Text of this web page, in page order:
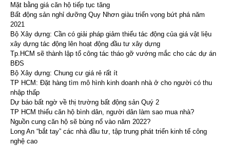
Mặt bằng giá căn hộ tiếp tục tăng
Bất động sản nghỉ dưỡng Quy Nhơn giàu triển vọng bứt phá năm
2021
Bộ Xây dựng: Cần có giải pháp giảm thiểu tác động của giá vật liệu
xây dựng tác động lên hoạt động đầu tư xây dựng
Tp.HCM sẽ thành lập tổ công tác tháo gỡ vướng mắc cho các dự án
BĐS
Bộ Xây dựng: Chung cư giá rẻ rất ít
TP HCM: Đặt hàng tìm mô hình kinh doanh nhà ở cho người có thu
nhập thấp
Dự báo bất ngờ về thị trường bất động sản Quý 2
TP HCM thiếu căn hộ bình dân, người dân làm sao mua nhà?
Nguồn cung căn hộ sẽ bùng nổ vào năm 2022?
Long An “bắt tay” các nhà đầu tư, tập trung phát triển kinh tế công
nghệ cao